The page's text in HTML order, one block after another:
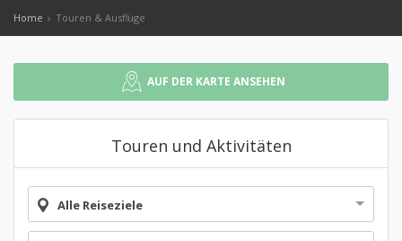
Home Touren & Ausflüge
AUF DER KARTE ANSEHEN
Touren und Aktivitäten
Alle Reiseziele